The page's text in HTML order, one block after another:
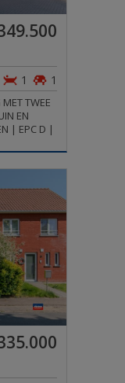
1
1
TWEE
EN
| EPC D |